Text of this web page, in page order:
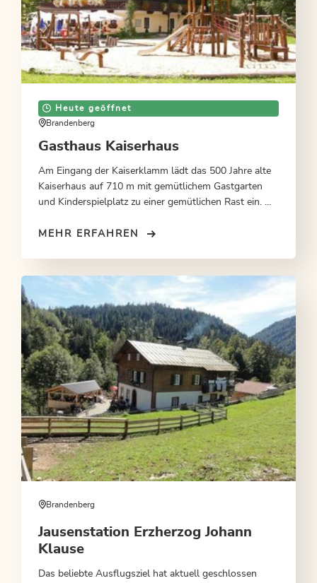
Heute geöffnet
Brandenberg
Gasthaus Kaiserhaus
Am Eingang der Kaiserklamm lädt das 500 Jahre alte
Kaiserhaus auf 710 m mit gemütlichem Gastgarten
und Kinderspielplatz zu einer gemütlichen Rast ein. Mit
MEHR ERFAHREN
Brandenberg
Jausenstation Erzherzog Johann
Klause
Das beliebte Ausflugsziel hat aktuell geschlossen